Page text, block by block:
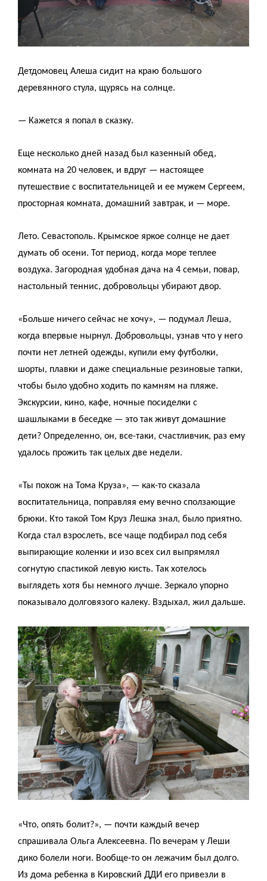
Детдомовец Алеша сидит на краю большого
деревянного стула, щурясь на солнце.
— Кажется я попал в сказку.
Еще несколько дней назад был казенный обед,
комната на 20 человек, и вдруг — настоящее
путешествие с воспитательницей и ее мужем Сергеем,
просторная комната, домашний завтрак, и — море.
Лето. Севастополь. Крымское яркое солнце не дает
думать об осени. Тот период, когда море теплее
воздуха. Загородная удобная дача на 4 семьи, повар,
настольный теннис, добровольцы убирают двор.
«Больше ничего сейчас не хочу», — подумал Леша,
когда впервые нырнул. Добровольцы, узнав что у него
почти нет летней одежды, купили ему футболки,
шорты, плавки и даже специальные резиновые тапки,
чтобы было удобно ходить по камням на пляже.
Экскурсии, кино, кафе, ночные посиделки с
шашлыками в беседке — это так живут домашние
дети? Определенно, он, все-таки, счастливчик, раз ему
удалось прожить так целых две недели.
«Ты похож на Тома Круза», — как-то сказала
воспитательница, поправляя ему вечно сползающие
брюки. Кто такой Том Круз Лешка знал, было приятно.
Когда стал взрослеть, все чаще подбирал под себя
выпирающие коленки и изо всех сил выпрямлял
согнутую спастикой левую кисть. Так хотелось
выглядеть хотя бы немного лучше. Зеркало упорно
показывало долговязого калеку. Вздыхал, жил дальше.
«Что, опять болит?», — почти каждый вечер
спрашивала Ольга Алексеевна. По вечерам у Леши
дико болели ноги. Вообще-то он лежачим был долго.
Из дома ребенка в Кировский ДДИ его привезли в